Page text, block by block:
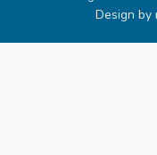
Design by